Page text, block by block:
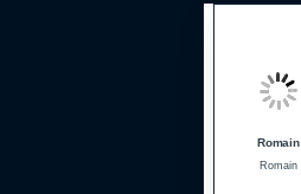
Romain
Romain